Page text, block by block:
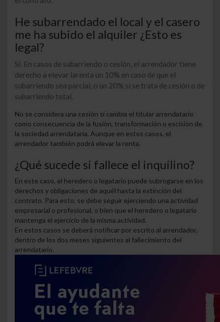
He subarrendado el local y el casero
me ha subido el alquiler ¿Esto es
legal?
Si. En casos de subarriendo o cesión, el arrendador tiene
derecho a elevar larenta un 10% en caso de que el
subarriendo sea parcial, o un 20% si se trata de cesión o de
subarriendo total.
No se considera una cesión si cambia el titular arrendatario
como consecuencia de la fusión, transformación o escisión de
la sociedad arrendataria. Aunque en estos casos, el
arrendador también podrá elevar la renta.
¿Qué sucede si fallece el inquilino?
En este caso, el heredero o legatario puede subrogarse en los
derechos y obligaciones de aquél hasta la extinción del
contrato. Para esto, se debe seguir ejerciendo una actividad
empresarial o profesional, o bien que el heredero o legatario
mantenga el ejercicio de la misma actividad.
En estos casos se deberá notificar por escrito al arrendador,
dentro de los dos meses siguientes al fallecimiento del
arrendatario.